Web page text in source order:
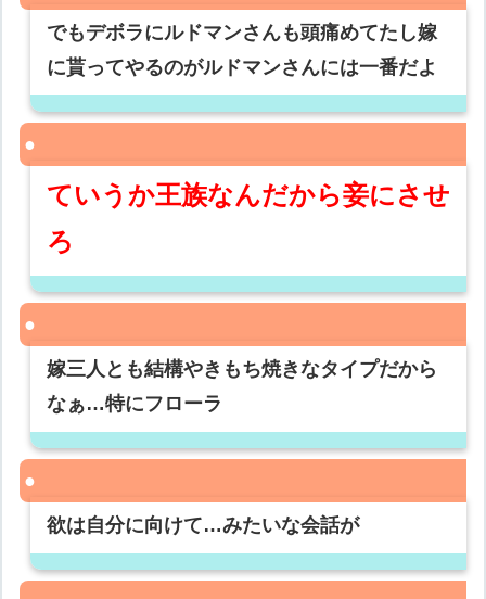
でもデボラにルドマンさんも頭痛めてたし嫁
に貰ってやるのがルドマンさんには一番だよ
ていうか王族なんだから妾にさせ
ろ
嫁三人とも結構やきもち焼きなタイプだから
なぁ…特にフローラ
欲は自分に向けて…みたいな会話が